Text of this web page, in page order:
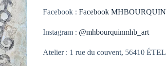
Facebook : Facebook MHBOURQUIN
Instagram : @mhbourquinmhb_art
Atelier : 1 rue du couvent, 56410 ÉTEL